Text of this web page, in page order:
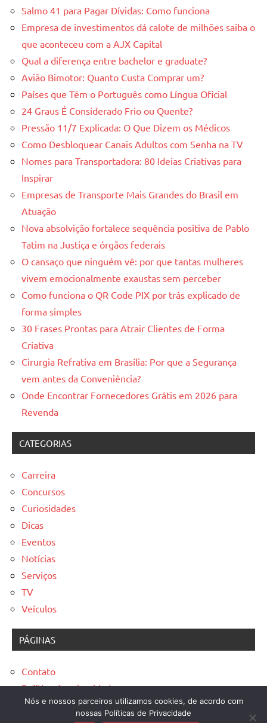
Salmo 41 para Pagar Dívidas: Como funciona
Empresa de investimentos dá calote de milhões saiba o
que aconteceu com a AJX Capital
Qual a diferença entre bachelor e graduate?
Avião Bimotor: Quanto Custa Comprar um?
Países que Têm o Português como Língua Oficial
24 Graus É Considerado Frio ou Quente?
Pressão 11/7 Explicada: O Que Dizem os Médicos
Como Desbloquear Canais Adultos com Senha na TV
Nomes para Transportadora: 80 Ideias Criativas para
Inspirar
Empresas de Transporte Mais Grandes do Brasil em
Atuação
Nova absolvição fortalece sequência positiva de Pablo
Tatim na Justiça e órgãos federais
O cansaço que ninguém vê: por que tantas mulheres
vivem emocionalmente exaustas sem perceber
Como funciona o QR Code PIX por trás explicado de
forma simples
30 Frases Prontas para Atrair Clientes de Forma
Criativa
Cirurgia Refrativa em Brasília: Por que a Segurança
vem antes da Conveniência?
Onde Encontrar Fornecedores Grátis em 2026 para
Revenda
CATEGORIAS
Carreira
Concursos
Curiosidades
Dicas
Eventos
Notícias
Serviços
TV
Veículos
PÁGINAS
Contato
Política de privacidade
Sobre
Nós e nossos parceiros utilizamos cookies, de acordo com
nossas Políticas de Privacidade